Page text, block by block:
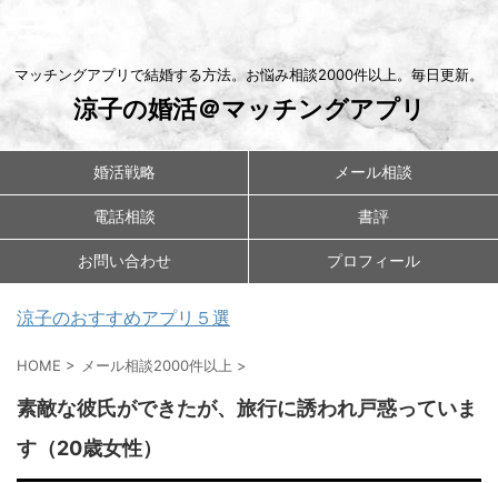
マッチングアプリで結婚する方法。お悩み相談2000件以上。毎日更新。
涼子の婚活＠マッチングアプリ
婚活戦略 メール相談
電話相談 書評
お問い合わせ プロフィール
涼子のおすすめアプリ５選
HOME > メール相談2000件以上 >
素敵な彼氏ができたが、旅行に誘われ戸惑っていま
す（20歳女性）